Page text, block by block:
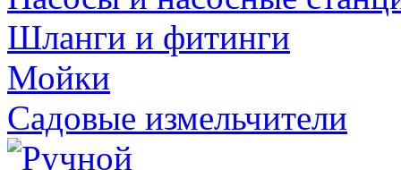
Шланги и фитинги
Мойки
Садовые измельчители